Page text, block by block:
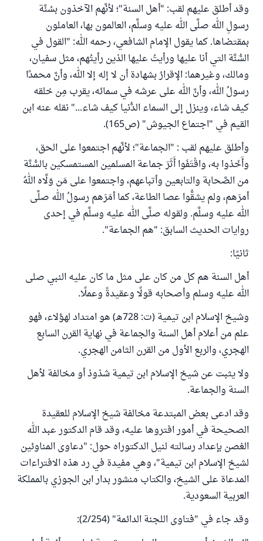
وقد أطلق عليهم لقب: "أهل السنة"؛ لأنَّهم الآخذون بسُنَّة
رسولِ الله صلَّى الله عليه وسلَّم، العالمون بها، العاملون
بمقتضاها. كما يقول الإمام الشافعي، رحمه الله: "القول في
السُّنَّة التي أنا عليها ورأيتُ عليها الذين رأيتُهم، مثل سفيان،
ومالك، وغيرهما: الإقرارُ بشهادة أن لا إله إلا الله، وأنَّ محمدًا
رسولُ الله، وأنَّ الله على عرشه في سمائه، يقرب مِن خلقه
كيف شاء، وينزل إلى السماء الدُّنيا كيف شاء..." نقله عنه ابن
القيم في "اجتماع الجيوش" (ص165).
وأطلق عليهم لقب : "الجماعة"؛ لأنَّهم اجتمعوا على الحق،
وأَخَذوا به، واقْتَفَوا أَثَرَ جماعة المسلمين المستمسكين بالسُّنَّة
من الصَّحابة والتابعين وأتباعهم، واجتمعوا على مَن وَلَّاه اللهُ
أمرَهم، ولم يشقُّوا عصا الطاعة، كما أمَرَهم رسولُ الله صلَّى
الله عليه وسلَّم. ولقوله صلَّى الله عليه وسلَّم في إحدى
روايات الحديث السابق: "هم الجماعة".
ثانيًا:
أهل السنة هم كل من كان على مثل ما كان عليه النبي صلى
الله عليه وسلم وأصحابه قولًا وعقيدةً وعملًا.
وشيخ الإسلام ابن تيمية (ت: 728هـ) هو امتداد لهؤلاء، فهو
علم من أعلام أهل السنة والجماعة في نهاية القرن السابع
الهجري، والربع الأول من القرن الثامن الهجري.
ولا يثبت عن شيخ الإسلام ابن تيمية شذوذ أو مخالفة لأهل
السنة والجماعة.
وقد ادعى بعض المبتدعة مخالفة شيخ الإسلام للعقيدة
الصحيحة في أمور افتروها عليه، وقد قام الدكتور عبد الله
الغصن بإعداد رسالته لنيل الدكتوراه حول: "دعاوى المناوئين
لشيخ الإسلام ابن تيمية"، وهي مفيدة في رد هذه الافتراءات
المدعاة على الشيخ، والكتاب منشور بدار ابن الجوزي بالمملكة
العربية السعودية.
وقد جاء في "فتاوى اللجنة الدائمة" (2/254):